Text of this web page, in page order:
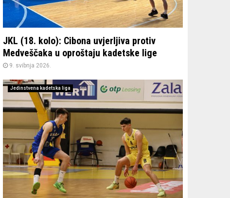
JKL (18. kolo): Cibona uvjerljiva protiv
Medveščaka u oproštaju kadetske lige
9. svibnja 2026.
Jedinstvena kadetska liga